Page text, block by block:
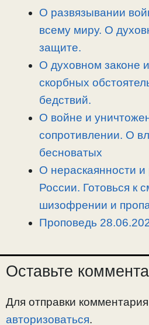
a
О развязывании
всему миру. О
защите.
О духовном законе
скорбных
бедствий.
О войне и
сопротивлении. О
бесноватых
О нераскаянности
России. Готовься к
шизофрении и
Проповедь
Оставьте
Для отправки
авторизоваться.